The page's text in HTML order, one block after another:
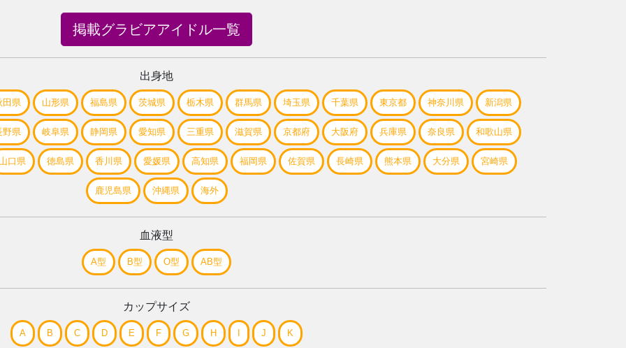
掲載グラビアアイドル一覧
出身地
田県 山形県 福島県 茨城県 栃木県 群馬県 埼玉県 千葉県 東京都 神奈川県 新潟県
野県 岐阜県 静岡県 愛知県 三重県 滋賀県 京都府 大阪府 兵庫県 奈良県 和歌山県
口県 徳島県 香川県 愛媛県 高知県 福岡県 佐賀県 長崎県 熊本県 大分県 宮崎県
鹿児島県 沖縄県 海外
血液型
A型 B型 O型 AB型
カップサイズ
A B C D E F G H J K